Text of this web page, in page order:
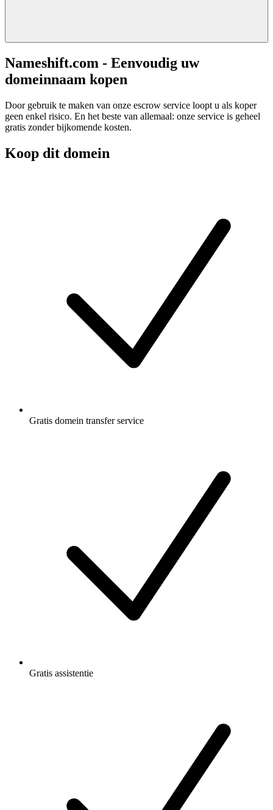
Nameshift.com - Eenvoudig uw
domeinnaam kopen
Door gebruik te maken van onze escrow service loopt u als koper
geen enkel risico. En het beste van allemaal: onze service is geheel
gratis zonder bijkomende kosten.
Koop dit domein
Gratis domein transfer service
Gratis assistentie